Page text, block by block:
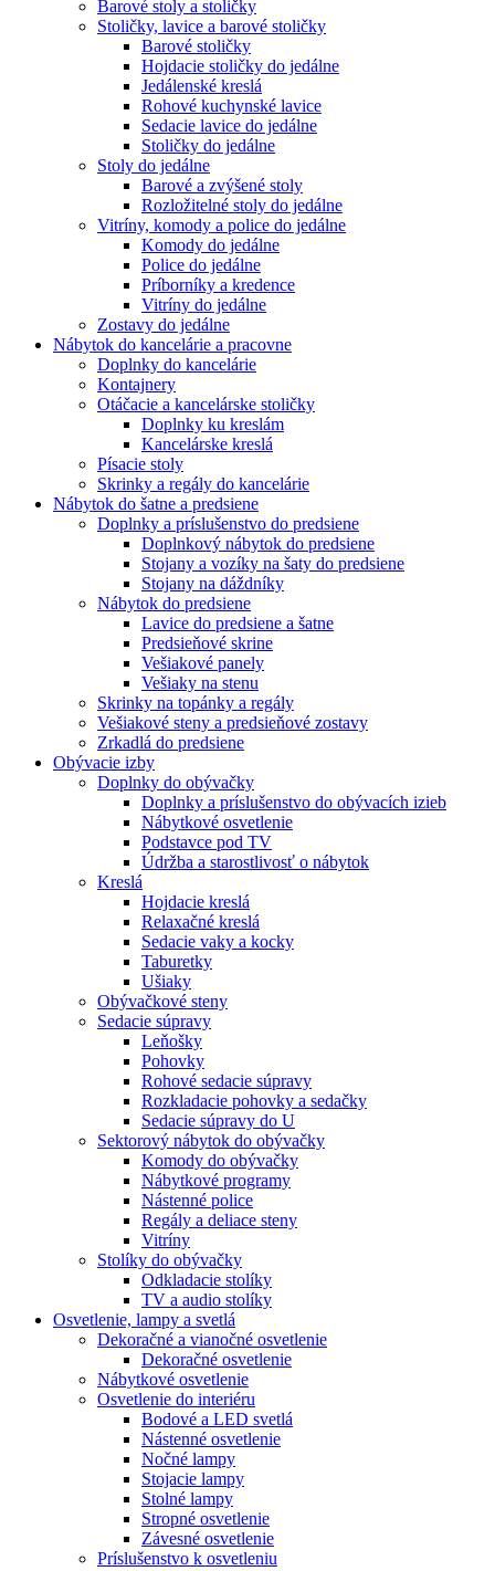
Barové stoly a stoličky
Stoličky, lavice a barové stoličky
Barové stoličky
Hojdacie stoličky do jedálne
Jedálenské kreslá
Rohové kuchynské lavice
Sedacie lavice do jedálne
Stoličky do jedálne
Stoly do jedálne
Barové a zvýšené stoly
Rozložitelné stoly do jedálne
Vitríny, komody a police do jedálne
Komody do jedálne
Police do jedálne
Príborníky a kredence
Vitríny do jedálne
Zostavy do jedálne
Nábytok do kancelárie a pracovne
Doplnky do kancelárie
Kontajnery
Otáčacie a kancelárske stoličky
Doplnky ku kreslám
Kancelárske kreslá
Písacie stoly
Skrinky a regály do kancelárie
Nábytok do šatne a predsiene
Doplnky a príslušenstvo do predsiene
Doplnkový nábytok do predsiene
Stojany a vozíky na šaty do predsiene
Stojany na dáždníky
Nábytok do predsiene
Lavice do predsiene a šatne
Predsieňové skrine
Vešiakové panely
Vešiaky na stenu
Skrinky na topánky a regály
Vešiakové steny a predsieňové zostavy
Zrkadlá do predsiene
Obývacie izby
Doplnky do obývačky
Doplnky a príslušenstvo do obývacích izieb
Nábytkové osvetlenie
Podstavce pod TV
Údržba a starostlivosť o nábytok
Kreslá
Hojdacie kreslá
Relaxačné kreslá
Sedacie vaky a kocky
Taburetky
Ušiaky
Obývačkové steny
Sedacie súpravy
Leňošky
Pohovky
Rohové sedacie súpravy
Rozkladacie pohovky a sedačky
Sedacie súpravy do U
Sektorový nábytok do obývačky
Komody do obývačky
Nábytkové programy
Nástenné police
Regály a deliace steny
Vitríny
Stolíky do obývačky
Odkladacie stolíky
TV a audio stolíky
Osvetlenie, lampy a svetlá
Dekoračné a vianočné osvetlenie
Dekoračné osvetlenie
Nábytkové osvetlenie
Osvetlenie do interiéru
Bodové a LED svetlá
Nástenné osvetlenie
Nočné lampy
Stojacie lampy
Stolné lampy
Stropné osvetlenie
Závesné osvetlenie
Príslušenstvo k osvetleniu